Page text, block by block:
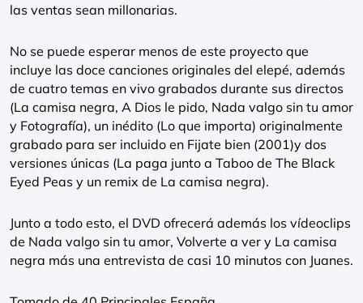
las ventas sean millonarias.
No se puede esperar menos de este proyecto que
incluye las doce canciones originales del elepé, además
de cuatro temas en vivo grabados durante sus directos
(La camisa negra, A Dios le pido, Nada valgo sin tu amor
y Fotografía), un inédito (Lo que importa) originalmente
grabado para ser incluido en Fijate bien (2001)y dos
versiones únicas (La paga junto a Taboo de The Black
Eyed Peas y un remix de La camisa negra).
Junto a todo esto, el DVD ofrecerá además los vídeoclips
de Nada valgo sin tu amor, Volverte a ver y La camisa
negra más una entrevista de casi 10 minutos con Juanes.